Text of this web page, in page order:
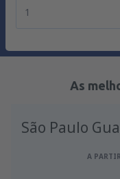
1
As
São Paulo
A